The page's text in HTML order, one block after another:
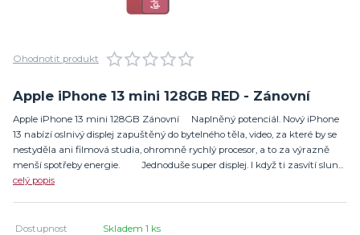
Ohodnotit produkt
Apple iPhone 13 mini 128GB RED - Zánovní
Apple iPhone 13 mini 128GB Zánovní Naplněný potenciál. Nový iPhone
13 nabízí oslnivý displej zapuštěný do bytelného těla, video, za které by se
nestyděla ani filmová studia, ohromně rychlý procesor, a to za výrazně
menší spotřeby energie. Jednoduše super displej. I když ti zasvítí slun...
celý popis
Dostupnost Skladem 1 ks